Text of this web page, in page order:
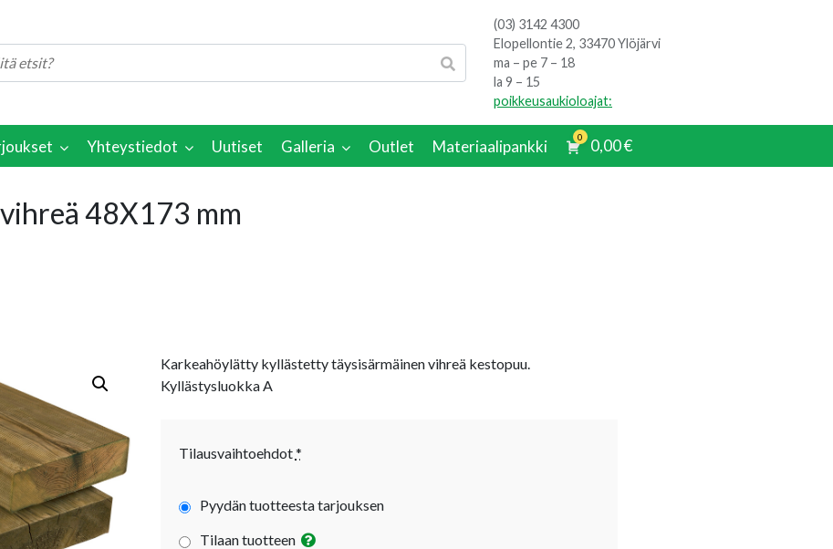
(03) 3142 4300
Elopellontie 2, 33470 Ylöjärvi
ma – pe 7 – 18
la 9 – 15
poikkeusaukioloajat:
Yhteystiedot Uutiset Galleria Outlet Materiaalipankki 0 0,00€
48X173 mm
Karkeahöylätty kyllästetty täysisärmäinen vihreä kestopuu.
Kyllästysluokka A
Tilausvaihtoehdot*
Pyydän tuotteesta tarjouksen
Tilaan tuotteen